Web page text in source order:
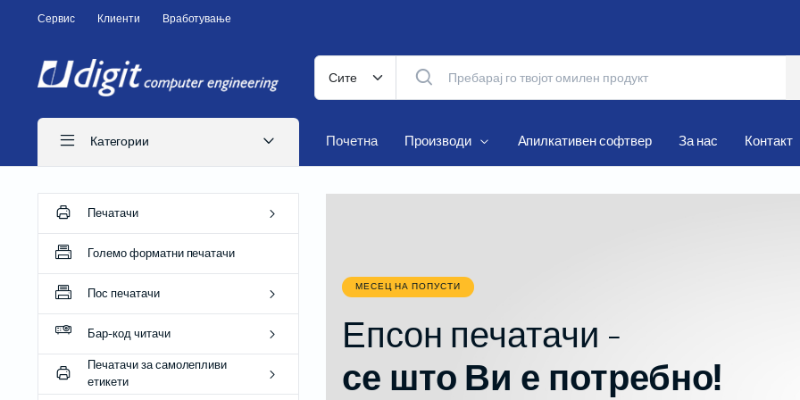
Сервис Клиенти Вработување
Категории
Печатачи
Големо форматни печатачи
Пос печатачи
Бар-код читачи
Печатачи за самолепливи
етикети
Почетна Производи
ITS печатачи
Ласерски печатачи
Печатачи за CD
Бизнис печатачи
Потрошен материјал
Апилкативен софтвер За нас Контакт
МЕСЕЦ НА ПОПУСТИ
Епсон печатачи -
се што Ви е потребно!